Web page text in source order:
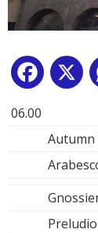
X
06.00
Autumn